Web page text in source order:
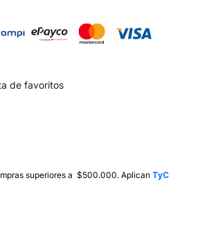
de favoritos
superiores a $500.000. Aplican TyC